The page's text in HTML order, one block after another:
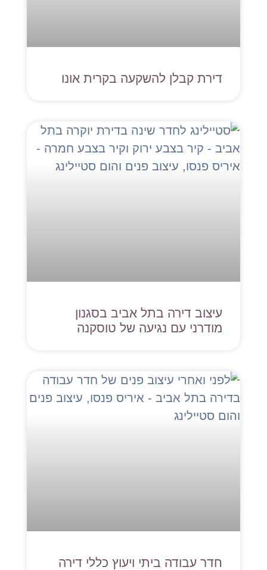
דירת קבלן להשקעה בקרית אונו
עיצוב דירה בתל אביב בסגנון
מודרני עם נגיעה של טוסקנה
חדר עבודה ביתי ויעוץ כללי דירה